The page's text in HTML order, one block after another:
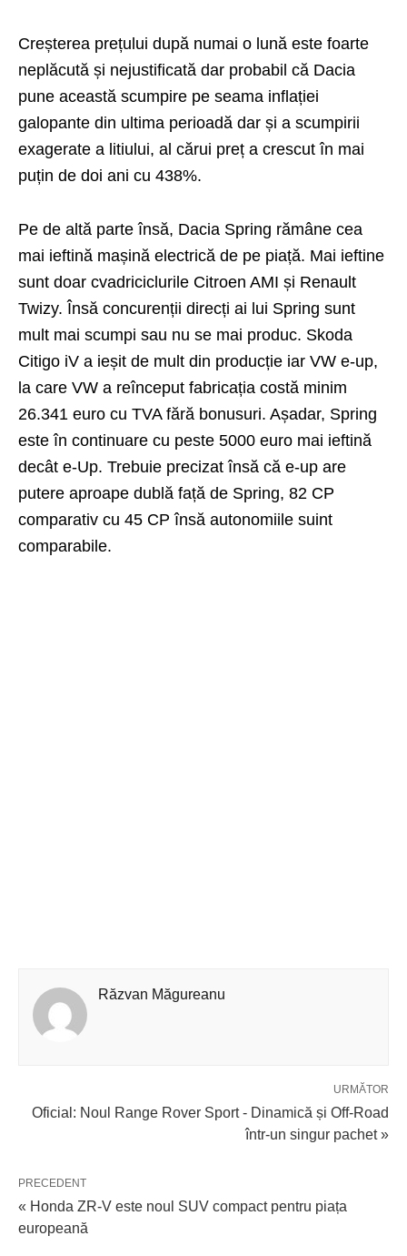
Creșterea prețului după numai o lună este foarte
neplăcută și nejustificată dar probabil că Dacia
pune această scumpire pe seama inflației
galopante din ultima perioadă dar și a scumpirii
exagerate a litiului, al cărui preț a crescut în mai
puțin de doi ani cu 438%.
Pe de altă parte însă, Dacia Spring rămâne cea
mai ieftină mașină electrică de pe piață. Mai ieftine
sunt doar cvadriciclurile Citroen AMI și Renault
Twizy. Însă concurenții direcți ai lui Spring sunt
mult mai scumpi sau nu se mai produc. Skoda
Citigo iV a ieșit de mult din producție iar VW e-up,
la care VW a reînceput fabricația costă minim
26.341 euro cu TVA fără bonusuri. Așadar, Spring
este în continuare cu peste 5000 euro mai ieftină
decât e-Up. Trebuie precizat însă că e-up are
putere aproape dublă față de Spring, 82 CP
comparativ cu 45 CP însă autonomiile suint
comparabile.
Răzvan Măgureanu
URMĂTOR
Oficial: Noul Range Rover Sport - Dinamică și Off-Road
într-un singur pachet »
PRECEDENT
« Honda ZR-V este noul SUV compact pentru piața
europeană